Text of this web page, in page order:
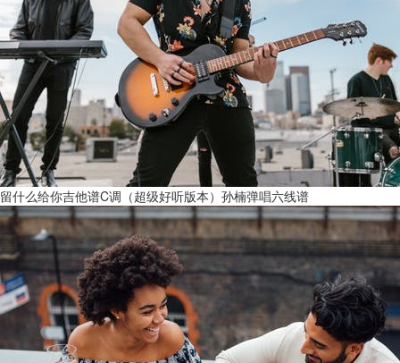
留什么给你吉他谱C调（超级好听版本）孙楠弹唱六线谱